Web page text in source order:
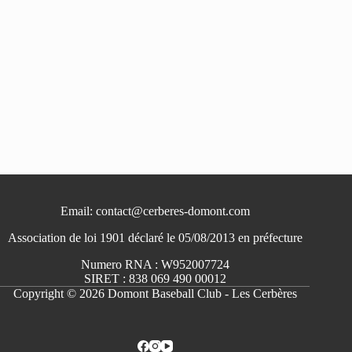
Email: contact@cerberes-domont.com
Association de loi 1901 déclaré le 05/08/2013 en préfecture
Numero RNA : W952007724
SIRET : 838 069 490 00012
Copyright © 2026 Domont Baseball Club - Les Cerbères